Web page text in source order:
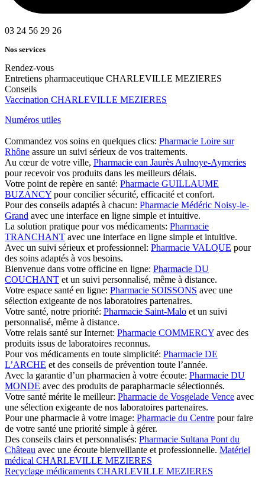
03 24 56 29 26
Nos services
Rendez-vous
Entretiens pharmaceutique CHARLEVILLE MEZIERES
Conseils
Vaccination CHARLEVILLE MEZIERES
Numéros utiles
Commandez vos soins en quelques clics: Pharmacie Loire sur
Rhône assure un suivi sérieux de vos traitements.
Au cœur de votre ville, Pharmacie ean Jaurès Aulnoye-Aymeries
pour recevoir vos produits dans les meilleurs délais.
Votre point de repère en santé: Pharmacie GUILLAUME
BUZANCY pour concilier sécurité, efficacité et confort.
Pour des conseils adaptés à chacun: Pharmacie Médéric Noisy-le-
Grand avec une interface en ligne simple et intuitive.
La solution pratique pour vos médicaments: Pharmacie
TRANCHANT avec une interface en ligne simple et intuitive.
Avec un suivi sérieux et professionnel: Pharmacie VALQUE pour
des soins adaptés à vos besoins.
Bienvenue dans votre officine en ligne: Pharmacie DU
COUCHANT et un suivi personnalisé, même à distance.
Votre espace santé en ligne: Pharmacie SOISSONS avec une
sélection exigeante de nos laboratoires partenaires.
Votre santé, notre priorité: Pharmacie Saint-Malo et un suivi
personnalisé, même à distance.
Votre relais santé sur Internet: Pharmacie COMMERCY avec des
produits issus de laboratoires reconnus.
Pour vos médicaments en toute simplicité: Pharmacie DE
L’ARCHE et des conseils de prévention toute l’année.
Avec la garantie d’un pharmacien à votre écoute: Pharmacie DU
MONDE avec des produits de parapharmacie sélectionnés.
Votre santé mérite le meilleur: Pharmacie de Vosgelade Vence avec
une sélection exigeante de nos laboratoires partenaires.
Pour une pharmacie à votre image: Pharmacie du Centre pour faire
de votre santé une priorité simple à gérer.
Des conseils clairs et personnalisés: Pharmacie Sultana Pont du
Château avec une écoute bienveillante et professionnelle. Matériel
médical CHARLEVILLE MEZIERES
Recyclage médicaments CHARLEVILLE MEZIERES